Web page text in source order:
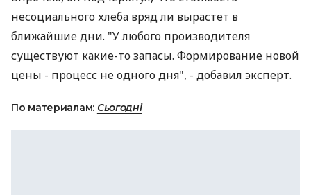
несоциального хлеба вряд ли вырастет в
ближайшие дни. "У любого производителя
существуют какие-то запасы. Формирование новой
цены - процесс не одного дня", - добавил эксперт.
По материалам: Сьогодні